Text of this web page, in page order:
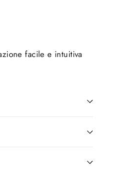
facile e intuitiva